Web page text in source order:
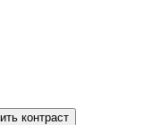
контраст